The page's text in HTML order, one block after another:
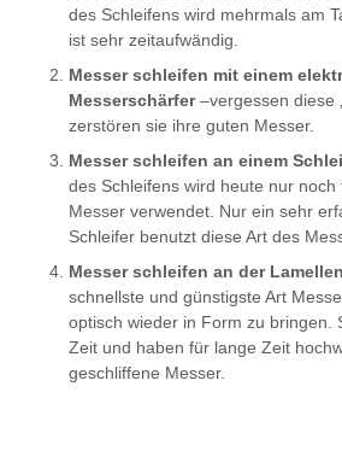
des Schleifens wird mehrmals am
ist sehr zeitaufwändig.
Messer schleifen mit einem
Messerschärfer–vergessen diese
zerstören sie ihre guten Messer.
Messer schleifen an einem
des Schleifens wird heute nur noch
Messer verwendet. Nur ein sehr
Schleifer benutzt diese Art des
Messer schleifen an der
schnellste und günstigste Art
optisch wieder in Form zu bringen.
Zeit und haben für lange Zeit
geschliffene Messer.